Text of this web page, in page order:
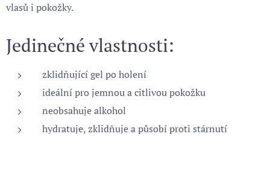
vlasů i pokožky.
Jedinečné vlastnosti:
zklidňující gel po holení
ideální pro jemnou a citlivou pokožku
neobsahuje alkohol
hydratuje, zklidňuje a působí proti stárnutí